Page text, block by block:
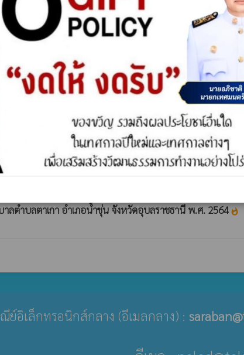
ำปีงบประมาณ 2566whatshot
กา อำเภอน้ำขุ่น จังหวัดอุบลราชธานี
ตาเกา อำเภอน้ำขุ่น จังหวัดอุบลราชธานี
อำเภอน้ำขุ่น จังหวัดอุบลราชธานี ประจำปี 2564
ลตำบลตาเกา อำเภอน้ำขุ่น จังหวัดอุบลราชธานี พ.ศ. 2564 whatshot
ย์อิเล็กทรอนิกส์กลาง (อีเมลกลาง) :